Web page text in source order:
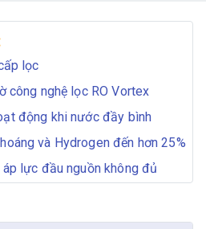
lọc
công nghệ lọc RO Vortex
động khi nước đầy bình
và Hydrogen đến hơn 25%
lực đầu nguồn không đủ